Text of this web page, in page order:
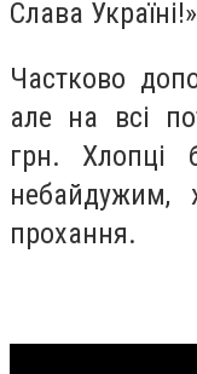
Слава Україні!»
Частково
але на всі
грн. Хлопці
небайдужим,
прохання.